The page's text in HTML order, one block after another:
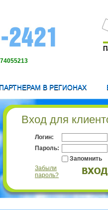
В РЕГИОНАХ
Вход для
Логин:
Пароль:
Запомнить
Забыли
пароль?